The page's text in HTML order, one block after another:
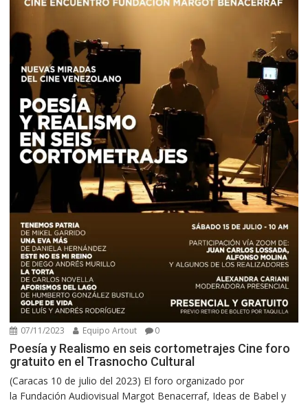
07/11/2023 Equipo Artout 0
Poesía y Realismo en seis cortometrajes Cine foro
gratuito en el Trasnocho Cultural
(Caracas 10 de julio del 2023) El foro organizado por
la Fundación Audiovisual Margot Benacerraf, Ideas de Babel y